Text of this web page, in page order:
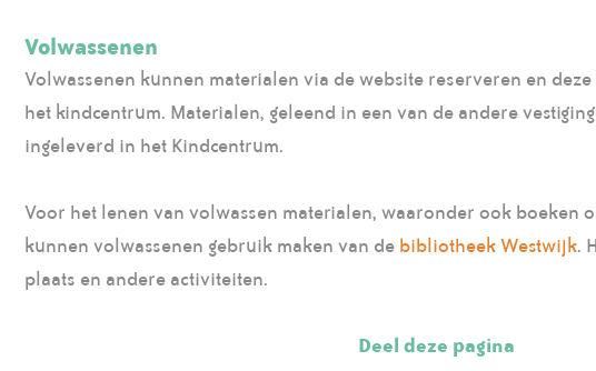
Volwassenen
Volwassenen kunnen materialen via de website reserveren en
het kindcentrum. Materialen, geleend in een van de andere
ingeleverd in het Kindcentrum.
Voor het lenen van volwassen materialen, waaronder ook boeken
kunnen volwassenen gebruik maken van de bibliotheek Westwijk.
plaats en andere activiteiten.
Deel deze pagina